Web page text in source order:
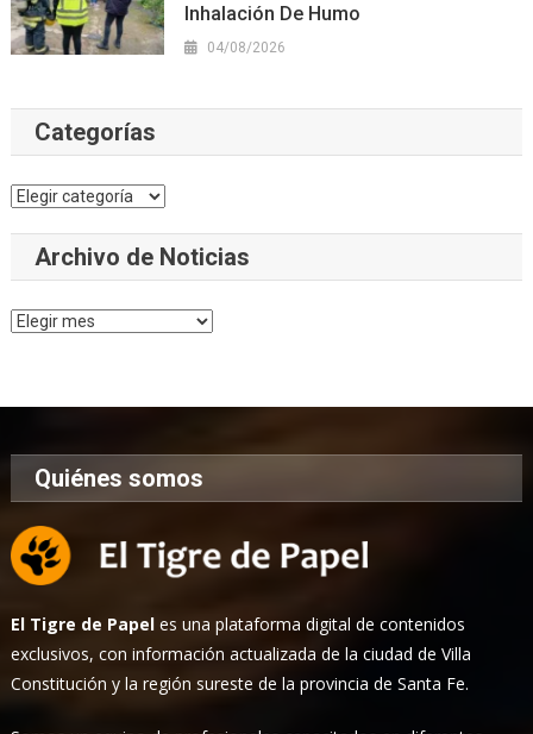
Inhalación De Humo
04/08/2026
Categorías
Categorías
Archivo de Noticias
Archivo
Quiénes somos
El Tigre de Papel es una plataforma digital de contenidos
exclusivos, con información actualizada de la ciudad de Villa
Constitución y la región sureste de la provincia de Santa Fe.